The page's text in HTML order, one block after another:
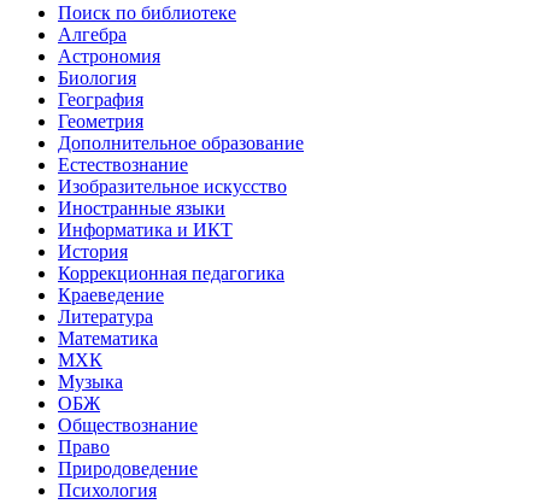
Поиск по библиотеке
Алгебра
Астрономия
Биология
География
Геометрия
Дополнительное образование
Естествознание
Изобразительное искусство
Иностранные языки
Информатика и ИКТ
История
Коррекционная педагогика
Краеведение
Литература
Математика
МХК
Музыка
ОБЖ
Обществознание
Право
Природоведение
Психология